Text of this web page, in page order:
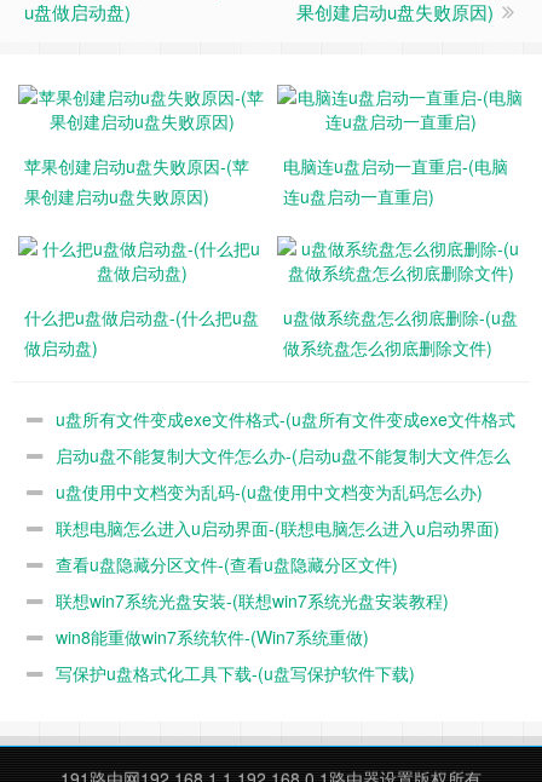
尽管遇到了这样那样的问题，大家对USB的使用场景仍然很
多。毕竟对于传输数据而言，USB接口真的很方便。近年来主
板提供的USB接口也越来越多，从USB2.0到USB3.1,再到雷电
近日，普渡大学的Hui Peng、瑞士联邦理工学院洛桑分校的M
athias Payer所带领的研究团队，通过一个由他们创建的新工
u盘做启动盘)
果创建启动u盘失败原因)
苹果创建启动u盘失败原因-(苹
果创建启动u盘失败原因)
电脑连u盘启动一直重启-(电脑
连u盘启动一直重启)
什么把u盘做启动盘-(什么把u盘
做启动盘)
u盘做系统盘怎么彻底删除-(u盘
做系统盘怎么彻底删除文件)
u盘所有文件变成exe文件格式-(u盘所有文件变成exe文件格式
不对)启动u盘不能复制大文件怎么办-(启动u盘不能复制大文件怎么
办) u盘使用中文档变为乱码-(u盘使用中文档变为乱码怎么办)
联想电脑怎么进入u启动界面-(联想电脑怎么进入u启动界面)
查看u盘隐藏分区文件-(查看u盘隐藏分区文件)
联想win7系统光盘安装-(联想win7系统光盘安装教程)
win8能重做win7系统软件-(Win7系统重做)
写保护u盘格式化工具下载-(u盘写保护软件下载)